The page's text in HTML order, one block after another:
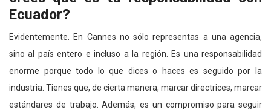
Ecuador?
Evidentemente. En Cannes no sólo representas a una agencia,
sino al país entero e incluso a la región. Es una responsabilidad
enorme porque todo lo que dices o haces es seguido por la
industria. Tienes que, de cierta manera, marcar directrices, marcar
estándares de trabajo. Además, es un compromiso para seguir